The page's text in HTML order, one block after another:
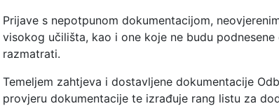
Prijave s nepotpunom dokumentacijom,
visokog učilišta, kao i one koje ne budu
razmatrati.
Temeljem zahtjeva i dostavljene dokumentacije
provjeru dokumentacije te izrađuje rang listu za